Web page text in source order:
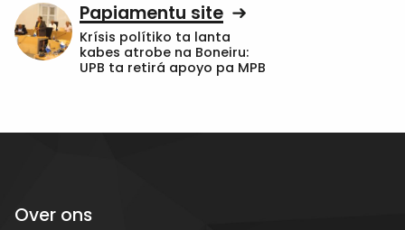
Papiamentu site
Krísis polítiko ta lanta
kabes atrobe na Boneiru:
UPB ta retirá apoyo pa MPB
Over ons